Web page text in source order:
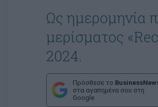
Ως ημερομηνία
μερίσματος
2024.
Πρόσθεσε το
στα αγαπημένα σου στη
Google